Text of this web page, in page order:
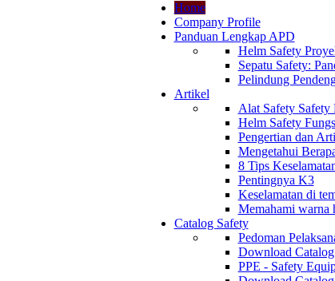
Home
Company Profile
Panduan Lengkap APD
Helm Safety
Sepatu Safety:
Pelindung
Artikel
Alat Safety
Helm Safety
Pengertian dan
Mengetahui
8 Tips
Pentingnya K3
Keselamatan di
Memahami warna
Catalog Safety
Pedoman
Download
PPE - Safety